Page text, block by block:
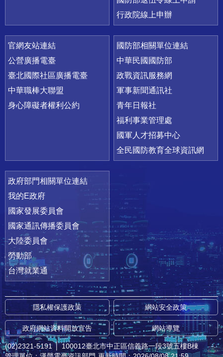
行政院線上申辦
官網友站連結
公營廣播電臺
臺北國際社區廣播電臺
中華職棒大聯盟
身心障礙者權利公約
國防部相關單位連結
中華民國國防部
政戰資訊服務網
軍事新聞通訊社
青年日報社
福利事業管理處
國軍人才招募中心
全民國防教育全球資訊網
政府部門相關單位連結
我的E政府
國家發展委員會
國家通訊傳播委員會
大陸委員會
勞動部
台灣就業通
隱私權保護政策 網站安全政策
政府網站資料開放宣告 網站導覽
(02)2321-5191 │ 100012臺北市中正區信義路一段3號五樓B棟